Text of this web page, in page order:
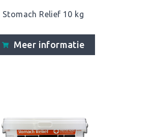
Stomach Relief 10 kg
Meer informatie